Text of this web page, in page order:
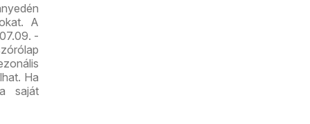
A
-
Ha
saját